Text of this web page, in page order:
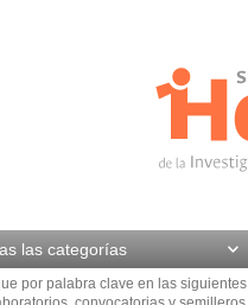
las categorías
por palabra clave en las